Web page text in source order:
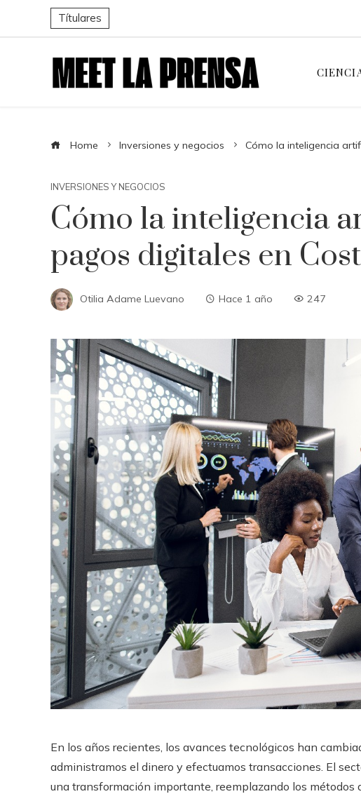
Títulares
Home Inversiones y negocios Cómo la inteligencia
INVERSIONES Y NEGOCIOS
Cómo la inteligencia
pagos digitales en
Otilia Adame Luevano Hace 1 año 247
En los años recientes, los avances tecnológicos han
administramos el dinero y efectuamos transacciones. El
una transformación importante, reemplazando los métodos